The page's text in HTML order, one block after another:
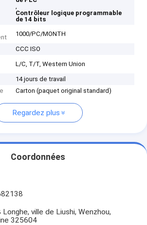
,
Contrôleur logique programmable
de 14 bits
1000/PC/MONTH
CCC ISO
L/C, T/T, Western Union
14 jours de travail
Carton (paquet original standard)
Regardez plus
Coordonnées
ville de Liushi, Wenzhou,
325604